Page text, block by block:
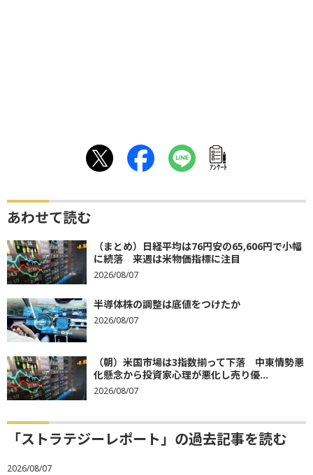
ｱﾝｹｰﾄ
あわせて読む
（まとめ）日経平均は76円安の65,606円で小幅
に続落 来週は米物価指標に注目
2026/08/07
半導体株の調整は底値をつけたか
2026/08/07
（朝）米国市場は3指数揃って下落 中東情勢悪
化懸念から投資家心理が悪化し売り優...
2026/08/07
「ストラテジーレポート」の過去記事を読む
2026/08/07